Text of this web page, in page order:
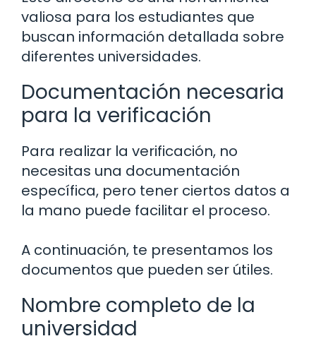
valiosa para los estudiantes que
buscan información detallada sobre
diferentes universidades.
Documentación necesaria
para la verificación
Para realizar la verificación, no
necesitas una documentación
específica, pero tener ciertos datos a
la mano puede facilitar el proceso.
A continuación, te presentamos los
documentos que pueden ser útiles.
Nombre completo de la
universidad